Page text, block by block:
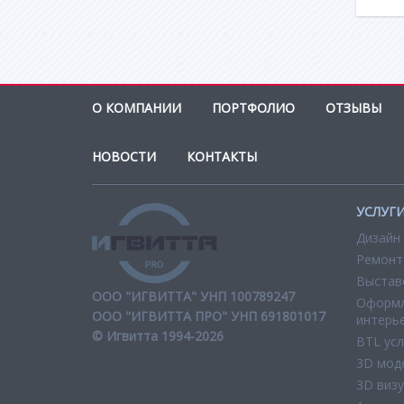
О КОМПАНИИ ПОРТФОЛИО ОТЗЫВЫ
НОВОСТИ КОНТАКТЫ
ООО "ИГВИТТА" УНП 100789247
ООО "ИГВИТТА ПРО" УНП 691801017
© Игвитта 1994-2026
BTL
3D
3D